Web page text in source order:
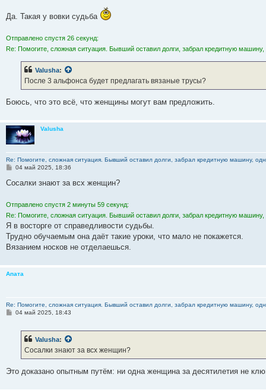
Да. Такая у вовки судьба
Отправлено спустя 26 секунд:
Re: Помогите, сложная ситуация. Бывший оставил долги, забрал кредитную
Valusha:
После 3 альфонса будет предлагать вязаные трусы?
Боюсь, что это всё, что женщины могут вам предложить.
Valusha
Re: Помогите, сложная ситуация. Бывший оставил долги, забрал кредитную машину,
С
о
е
и
е
04 май 2025, 18:36
Сосалки знают за всх женщин?
Отправлено спустя 2 минуты 59 секунд:
Re: Помогите, сложная ситуация. Бывший оставил долги, забрал кредитную
Я в восторге от справедливости судьбы.
Трудно обучаемым она даёт такие уроки, что мало не покажется.
Вязанием носков не отделаешься.
Апата
Re: Помогите, сложная ситуация. Бывший оставил долги, забрал кредитную машину,
С
е
04 май 2025, 18:43
Valusha:
Сосалки знают за всх женщин?
Это доказано опытным путём: ни одна женщина за десятилетия не